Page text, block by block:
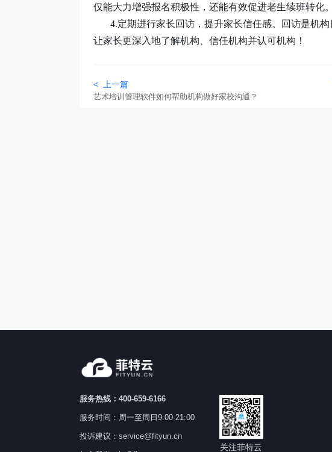
仅能大力增强报名积极性，还能有效促进老生续班转化。
4.定期进行家长回访，提升家长信任感。回访是机
让家长更深入地了解机构、信任机构并认可机构！
< 上一篇
艺术培训管理软件如何帮助机构做好家校沟通？
服务热线：400-659-6166
服务时间：周一至周日9:00-21:00
投诉建议：service@fityun.cn
关注菲特云